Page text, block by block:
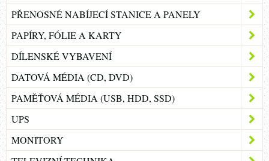
PŘENOSNÉ NABÍJECÍ STANICE A PANELY
PAPÍRY, FÓLIE A KARTY
DÍLENSKÉ VYBAVENÍ
DATOVÁ MÉDIA (CD, DVD)
PAMĚŤOVÁ MÉDIA (USB, HDD, SSD)
UPS
MONITORY